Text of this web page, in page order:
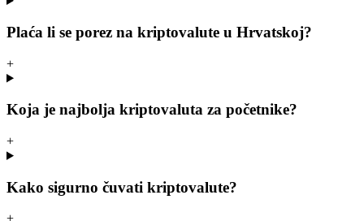
Plaća li se porez na kriptovalute u Hrvatskoj?
+
Koja je najbolja kriptovaluta za početnike?
+
Kako sigurno čuvati kriptovalute?